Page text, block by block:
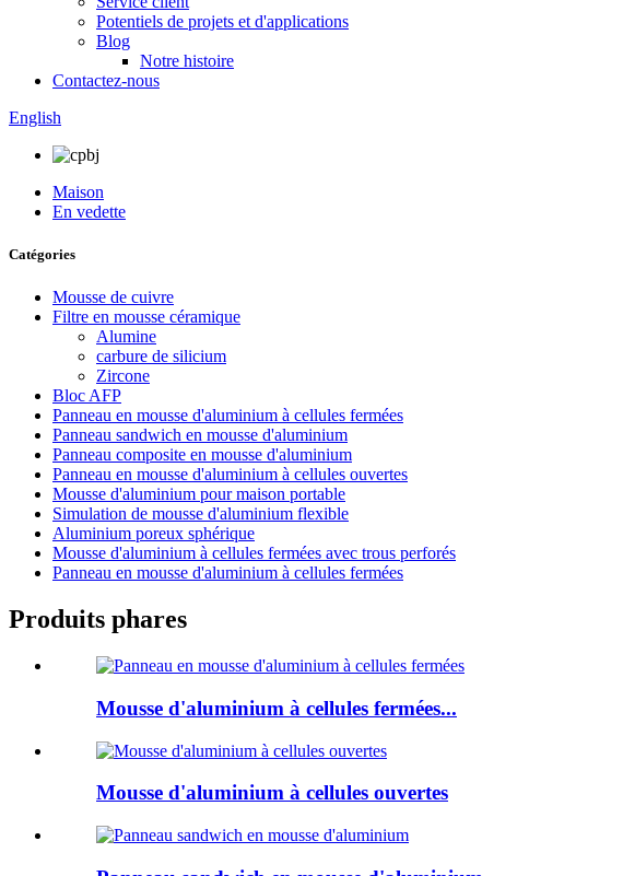
Potentiels de projets et d'applications
Blog
Notre histoire
Contactez-nous
English
Maison
En vedette
Catégories
Mousse de cuivre
Filtre en mousse céramique
Alumine
carbure de silicium
Zircone
Bloc AFP
Panneau en mousse d'aluminium à cellules fermées
Panneau sandwich en mousse d'aluminium
Panneau composite en mousse d'aluminium
Panneau en mousse d'aluminium à cellules ouvertes
Mousse d'aluminium pour maison portable
Simulation de mousse d'aluminium flexible
Aluminium poreux sphérique
Mousse d'aluminium à cellules fermées avec trous perforés
Panneau en mousse d'aluminium à cellules fermées
Produits phares
Mousse d'aluminium à cellules fermées...
Mousse d'aluminium à cellules ouvertes